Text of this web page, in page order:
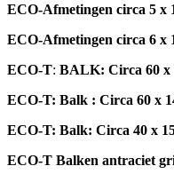
ECO-Afmetingen circa 5 x
ECO-Afmetingen circa 6 x
ECO-T: BALK: Circa 60 x
ECO-T: Balk : Circa 60 x
ECO-T: Balk: Circa 40 x
ECO-T Balken antraciet